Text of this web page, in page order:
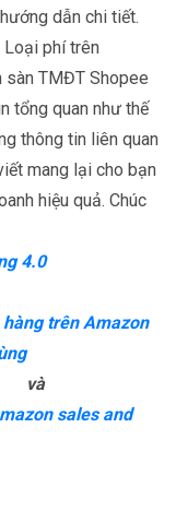
dẫn chi tiết.
Loại phí trên
sàn TMĐT Shopee
tổng quan như thế
thông tin liên quan
mang lại cho bạn
hiệu quả. Chúc
4.0
trên Amazon
sales and